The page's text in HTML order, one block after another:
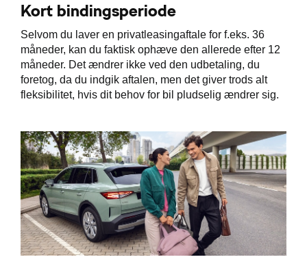
Kort bindingsperiode
Selvom du laver en privatleasingaftale for f.eks. 36
måneder, kan du faktisk ophæve den allerede efter 12
måneder. Det ændrer ikke ved den udbetaling, du
foretog, da du indgik aftalen, men det giver trods alt
fleksibilitet, hvis dit behov for bil pludselig ændrer sig.